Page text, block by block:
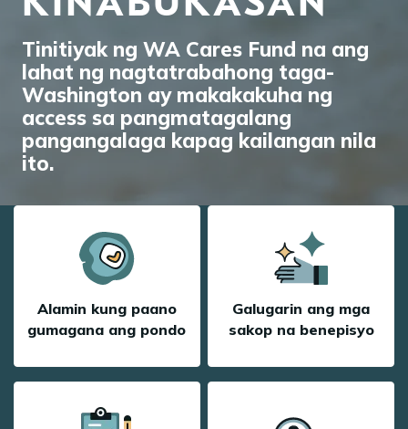
Tinitiyak ng WA Cares Fund na ang
lahat ng nagtatrabahong taga-
Washington ay makakakuha ng
access sa pangmatagalang
pangangalaga kapag kailangan nila
ito.
Alamin kung paano
gumagana ang pondo
Galugarin ang mga
sakop na benepisyo